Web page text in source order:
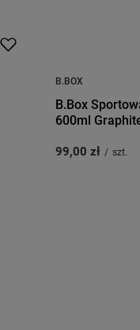
B.BOX
B.Box
600ml
99,00 zł / szt.